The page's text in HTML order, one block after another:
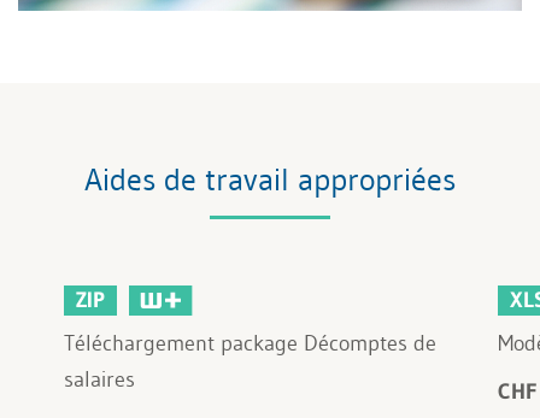
Aides de travail appropriées
ZIP
Téléchargement package Décomptes de
salaires